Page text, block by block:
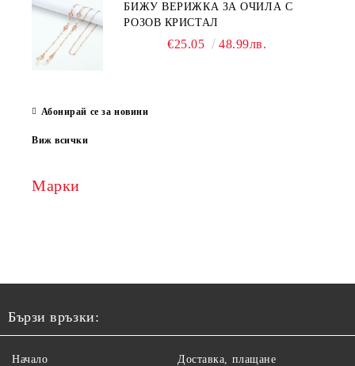
БИЖУ ВЕРИЖКА ЗА ОЧИЛА С
РОЗОВ КРИСТАЛ
€25.05 48.99лв.
Абонирай се за новини
Виж всички
Марки
Бързи връзки:
Начало Доставка, плащане